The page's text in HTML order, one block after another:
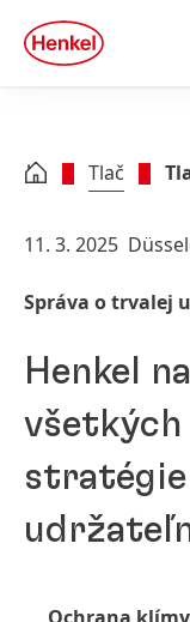
Skip to footer
quick
search
Tlač
11. 3. 2025
Správa o trvalej
Henkel